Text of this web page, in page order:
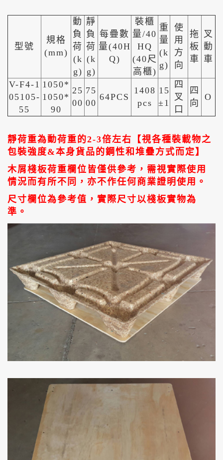
型號
規格
(mm)
動
負
荷
(k
g)
靜
負
荷
(k
g)
每疊數
量(40H
Q)
裝櫃
量/40
HQ
(40尺
高櫃)
重
量
(k
g)
使
用
方
向
拖
板
車
叉
動
車
V-F4-1
05105-
55
1050*
1050*
90
25
00
75
00
64PCS
1408
pcs
15
±1
四
叉
口
四
向
O
靜荷重為動荷重的2-3倍左右【視各種裝載物之
包裝強度&本身貨品的鋼性和堆疊方式而定】
木屑棧板荷重欄位皆僅供參考，需視實際使用
情況而有所不同，亦不作任何商業證明使用。
尺寸欄位為參考值，實際尺寸以棧板實物為
準。